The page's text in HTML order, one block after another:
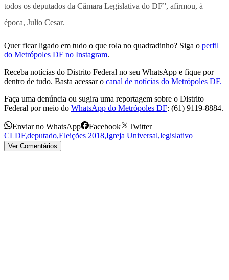
todos os deputados da Câmara Legislativa do DF”, afirmou, à
época, Julio Cesar.
Quer ficar ligado em tudo o que rola no quadradinho? Siga o perfil
do Metrópoles DF no Instagram.
Receba notícias do Distrito Federal no seu WhatsApp e fique por
dentro de tudo. Basta acessar o canal de notícias do Metrópoles DF.
Faça uma denúncia ou sugira uma reportagem sobre o Distrito
Federal por meio do WhatsApp do Metrópoles DF: (61) 9119-8884.
Enviar no WhatsApp Facebook
Twitter
CLDF,deputado,Eleições 2018,Igreja Universal,legislativo
Ver Comentários